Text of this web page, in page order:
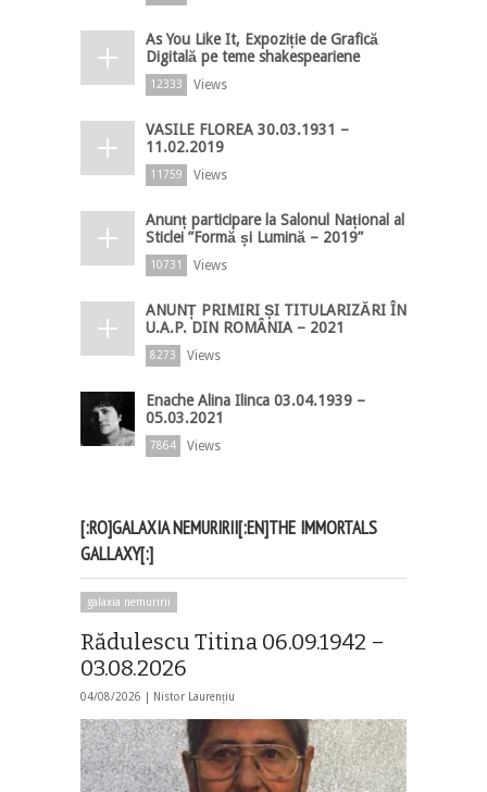
As You Like It, Expoziție de Grafică
Digitală pe teme shakespeariene
12333 Views
VASILE FLOREA 30.03.1931 –
11.02.2019
11759 Views
Anunț participare la Salonul Național al
Sticlei ”Formă și Lumină – 2019”
10731 Views
ANUNȚ PRIMIRI ȘI TITULARIZĂRI ÎN
U.A.P. DIN ROMÂNIA – 2021
8273 Views
Enache Alina Ilinca 03.04.1939 –
05.03.2021
7864 Views
[:RO]GALAXIA NEMURIRII[:EN]THE IMMORTALS
GALLAXY[:]
galaxia nemuririi
Rădulescu Titina 06.09.1942 –
03.08.2026
04/08/2026 | Nistor Laurențiu